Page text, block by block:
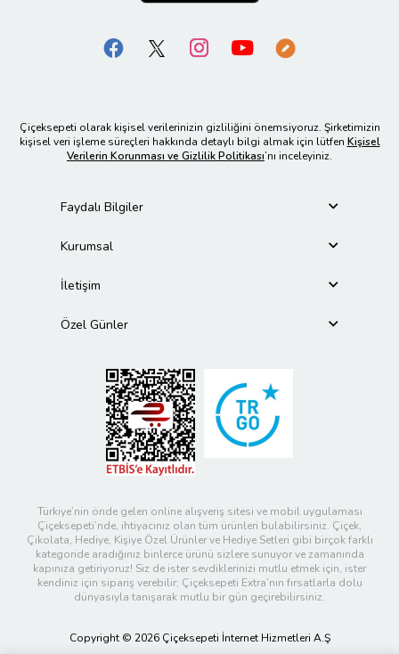
Çiçeksepeti olarak kişisel verilerinizin gizliliğini önemsiyoruz. Şirketimizin
kişisel veri işleme süreçleri hakkında detaylı bilgi almak için lütfen Kişisel
Verilerin Korunması ve Gizlilik Politikası’nı inceleyiniz.
Faydalı Bilgiler
Kurumsal
İletişim
Özel Günler
Türkiye’nin önde gelen online alışveriş sitesi ve mobil uygulaması
Çiçeksepeti’nde, ihtiyacınız olan tüm ürünleri bulabilirsiniz. Çiçek,
Çikolata, Hediye, Kişiye Özel Ürünler ve Hediye Setleri gibi birçok farklı
kategoride aradığınız binlerce ürünü sizlere sunuyor ve zamanında
kapınıza getiriyoruz! Siz de ister sevdiklerinizi mutlu etmek için, ister
kendiniz için sipariş verebilir; Çiçeksepeti Extra’nın fırsatlarla dolu
dünyasıyla tanışarak mutlu bir gün geçirebilirsiniz.
Copyright © 2026 Çiçeksepeti İnternet Hizmetleri A.Ş